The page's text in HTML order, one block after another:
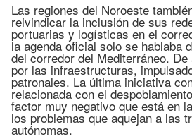
Las regiones del Noroeste
reivindicar la inclusión de sus
portuarias y logísticas en el
la agenda oficial solo se hablaba
del corredor del Mediterráneo.
por las infraestructuras,
patronales. La última iniciativa
relacionada con el
factor muy negativo que está en
los problemas que aquejan a las
autónomas.